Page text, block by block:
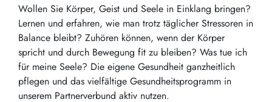
Wollen Sie Körper, Geist und Seele in Einklang bringen?
Lernen und erfahren, wie man trotz täglicher Stressoren in
Balance bleibt? Zuhören können, wenn der Körper
spricht und durch Bewegung fit zu bleiben? Was tue ich
für meine Seele? Die eigene Gesundheit ganzheitlich
pflegen und das vielfältige Gesundheitsprogramm in
unserem Partnerverbund aktiv nutzen.